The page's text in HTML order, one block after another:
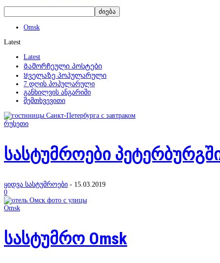
Omsk
Latest
Latest
Გამორჩეული პოსტები
Ყველაზე პოპულარული
7 დღის პოპულარული
განხილვის ანგარიში
შემთხვევითი
რუსეთი
სასტუმროები
ყიდვა სასტუმროები - 15.03.2019
0
Omsk
სასტუმრო Omsk